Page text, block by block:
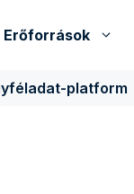
Erőforrások
platform